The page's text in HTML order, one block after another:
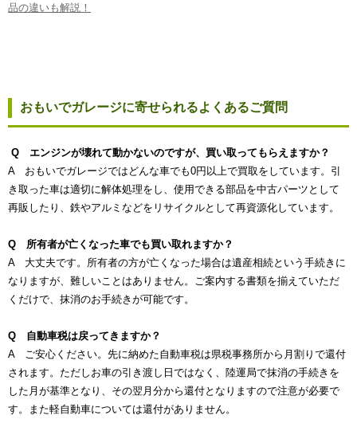
品の違いも解説！
おもいでガレージに寄せられるよくあるご質問
Q エンジンが壊れて動かないのですが、買い取ってもらえますか？
A おもいでガレージではどんな車でも0円以上で買取をしています。引
き取った車は適切に解体処理をし、使用できる部品を中古パーツとして
再販したり、鉄やアルミなどをリサイクルとして再資源化しています。
Q 所有者が亡くなった車でも買い取れますか？
A 大丈夫です。所有者の方が亡くなった場合は遺産相続という手続きに
なりますが、難しいことはありません。ご案内する書類を揃えていただ
くだけで、抹消のお手続きが可能です。
Q 自動車税は戻ってきますか？
A ご安心ください。先に納めた自動車税は県税事務所から月割りで還付
されます。ただしお車の引き渡し日ではなく、陸運局で抹消の手続きを
した月が基準となり、その翌月分から還付となりますので注意が必要で
す。また軽自動車については還付がありません。